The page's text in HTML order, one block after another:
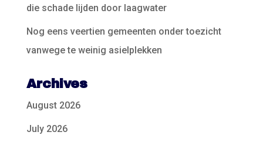
die schade lijden door laagwater
Nog eens veertien gemeenten onder toezicht
vanwege te weinig asielplekken
Archives
August 2026
July 2026